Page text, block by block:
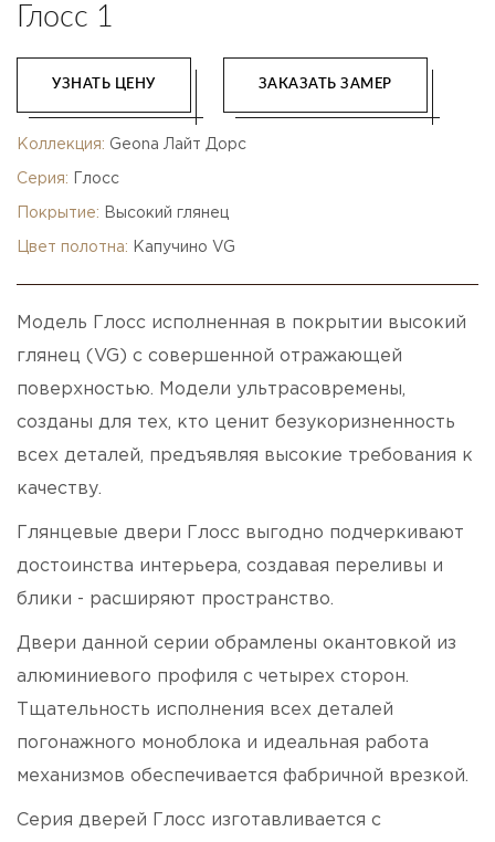
Глосс 1
УЗНАТЬ ЦЕНУ ЗАКАЗАТЬ ЗАМЕР
Коллекция: Geona Лайт Дорс
Серия: Глосс
Покрытие: Высокий глянец
Цвет полотна: Капучино VG
Модель Глосс исполненная в покрытии высокий
глянец (VG) c совершенной отражающей
поверхностью. Модели ультрасовремены,
созданы для тех, кто ценит безукоризненность
всех деталей, предъявляя высокие требования к
качеству.
Глянцевые двери Глосс выгодно подчеркивают
достоинства интерьера, создавая переливы и
блики - расширяют пространство.
Двери данной серии обрамлены окантовкой из
алюминиевого профиля с четырех сторон.
Тщательность исполнения всех деталей
погонажного моноблока и идеальная работа
механизмов обеспечивается фабричной врезкой.
Серия дверей Глосс изготавливается с